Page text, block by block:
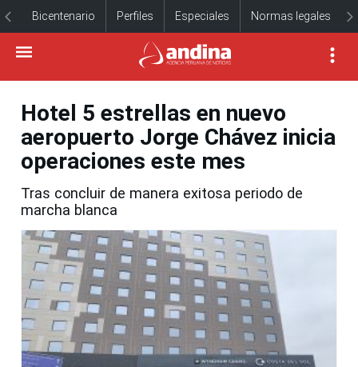
Bicentenario Perfiles Especiales Normas legales
Hotel 5 estrellas en nuevo
aeropuerto Jorge Chávez inicia
operaciones este mes
Tras concluir de manera exitosa periodo de
marcha blanca